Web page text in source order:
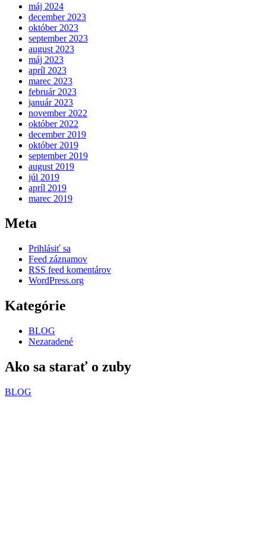
máj 2024
december 2023
október 2023
september 2023
august 2023
máj 2023
apríl 2023
marec 2023
február 2023
január 2023
november 2022
október 2022
december 2019
október 2019
september 2019
august 2019
júl 2019
apríl 2019
marec 2019
Meta
Prihlásiť sa
Feed záznamov
RSS feed komentárov
WordPress.org
Kategórie
BLOG
Nezaradené
Ako sa starať o zuby
BLOG